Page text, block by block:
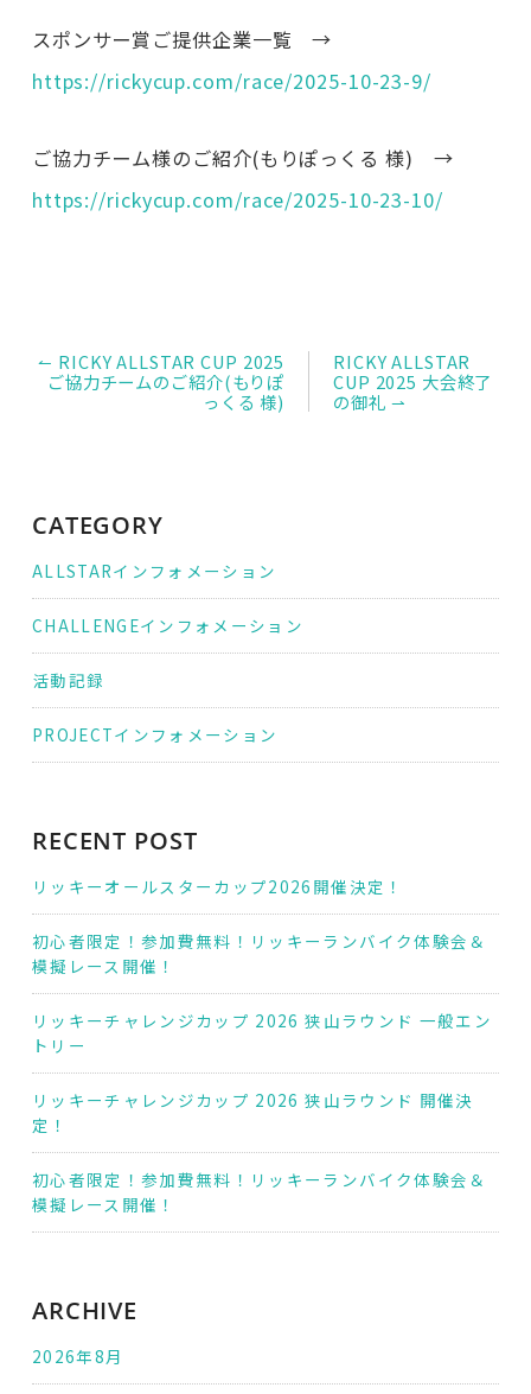
スポンサー賞ご提供企業一覧 →
https://rickycup.com/race/2025-10-23-9/
ご協力チーム様のご紹介(もりぽっくる 様) →
https://rickycup.com/race/2025-10-23-10/
投
稿
ナ
ン
↼ RICKY ALLSTAR CUP 2025
ご協力チームのご紹介(もりぽ
っくる 様)
RICKY ALLSTAR
CUP 2025 大会終了
の御礼 ⇀
CATEGORY
ALLSTARインフォメーション
CHALLENGEインフォメーション
活動記録
PROJECTインフォメーション
RECENT POST
リッキーオールスターカップ2026開催決定！
初心者限定！参加費無料！リッキーランバイク体験会＆
模擬レース開催！
リッキーチャレンジカップ 2026 狭山ラウンド 一般エン
トリー
リッキーチャレンジカップ 2026 狭山ラウンド 開催決
定！
初心者限定！参加費無料！リッキーランバイク体験会＆
模擬レース開催！
ARCHIVE
2026年8月